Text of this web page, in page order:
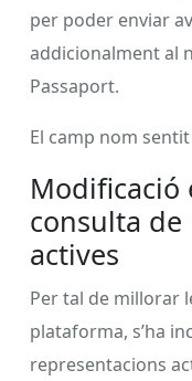
per poder enviar
addicionalment al
Passaport.
El camp nom
Modificació
consulta de
actives
Per tal de millorar
plataforma, s’ha
representacions